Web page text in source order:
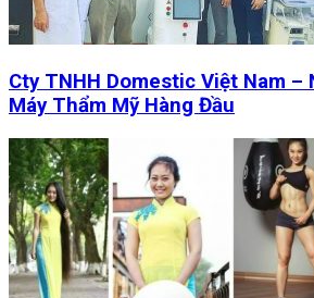
Cty TNHH Domestic Việt Nam –
Máy Thẩm Mỹ Hàng Đầu